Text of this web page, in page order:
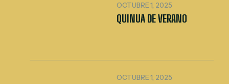
OCTUBRE 1, 2025
QUINUA DE VERANO
OCTUBRE 1, 2025